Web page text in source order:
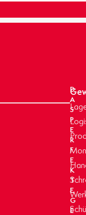
D
A
S
P
E
R
F
E
K
T
E
G
E